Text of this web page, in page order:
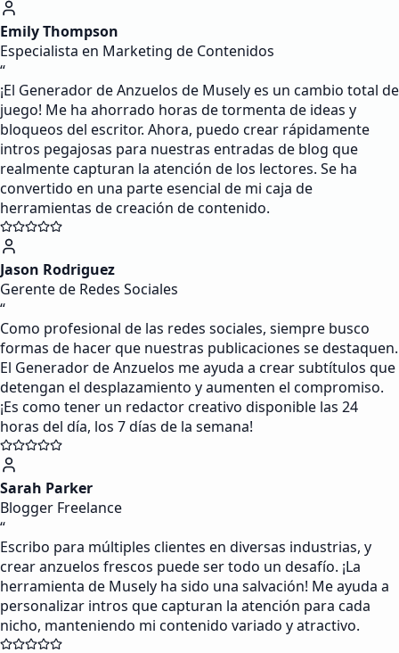
Emily Thompson
Especialista en Marketing de Contenidos
“
¡El Generador de Anzuelos de Musely es un cambio total de
juego! Me ha ahorrado horas de tormenta de ideas y
bloqueos del escritor. Ahora, puedo crear rápidamente
intros pegajosas para nuestras entradas de blog que
realmente capturan la atención de los lectores. Se ha
convertido en una parte esencial de mi caja de
herramientas de creación de contenido.
Jason Rodriguez
Gerente de Redes Sociales
“
Como profesional de las redes sociales, siempre busco
formas de hacer que nuestras publicaciones se destaquen.
El Generador de Anzuelos me ayuda a crear subtítulos que
detengan el desplazamiento y aumenten el compromiso.
¡Es como tener un redactor creativo disponible las 24
horas del día, los 7 días de la semana!
Sarah Parker
Blogger Freelance
“
Escribo para múltiples clientes en diversas industrias, y
crear anzuelos frescos puede ser todo un desafío. ¡La
herramienta de Musely ha sido una salvación! Me ayuda a
personalizar intros que capturan la atención para cada
nicho, manteniendo mi contenido variado y atractivo.